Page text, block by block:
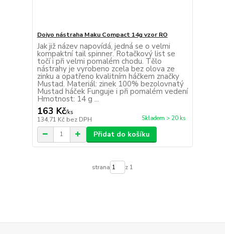
Doiyo nástraha Maku Compact 14g vzor RO
Jak již název napovídá, jedná se o velmi
kompaktní tail spinner. Rotačkový list se
točí i při velmi pomalém chodu. Tělo
nástrahy je vyrobeno zcela bez olova ze
zinku a opatřeno kvalitním háčkem značky
Mustad. Materiál: zinek 100% bezolovnatý
Mustad háček Funguje i při pomalém vedení
Hmotnost: 14 g ...
163 Kč/ks
134,71 Kč bez DPH Skladem > 20 ks
Přidat do košíku
strana z 1